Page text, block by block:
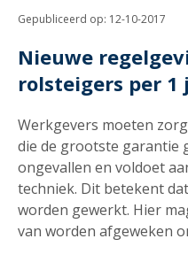
Gepubliceerd op: 12-10-2017
Nieuwe
rolsteigers per 1
Werkgevers moeten
die de grootste garantie
ongevallen en voldoet
techniek. Dit betekent
worden gewerkt. Hier
van worden afgeweken